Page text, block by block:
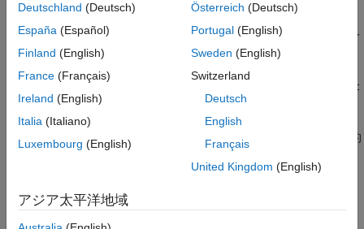
Polyspace実装
式の値が次のいずれかのデータ型の変数に代入される場合、ルー
ル チェッカーが違反を報告します。
より範囲が狭い実質的な型の変数。たとえば、 unsigned int
(32 ビット) から unsigned short(16 ビット) への代入。
異なる実質的な型カテゴリの変数。たとえば、
(実質的
な boolean 型) から
(実質的な符号なし型) へ
実質的な型カテゴリの詳細については、
10.1を参照してください。
Deutschland (Deutsch)
España (Español)
Finland (English)
France (Français)
Ireland (English)
Italia (Italiano)
Luxembourg (English)
Österreich (Deutsch)
Portugal(English)
Sweden (English)
Switzerland
Deutsch
English
Français
United Kingdom (English)
アジア太平洋地域